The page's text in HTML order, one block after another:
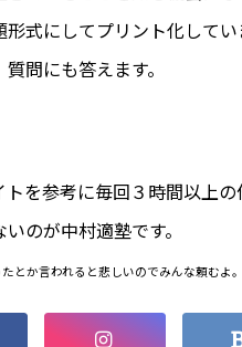
式にしてプリント化してい
問にも答えます。
を参考に毎回３時間以上の
のが中村適塾です。
とか言われると悲しいのでみんな頼むよ。